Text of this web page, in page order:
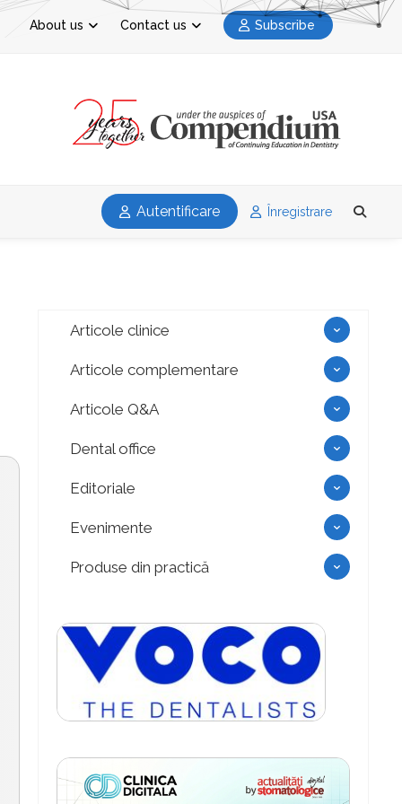
About us Contact us Subscribe
Autentificare Înregistrare
Articole clinice
Articole complementare
Articole Q&A
Dental office
Editoriale
Evenimente
Produse din practică